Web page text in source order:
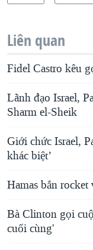
Liên quan
Fidel Castro kêu
Lãnh đạo Israel,
Sharm el-Sheik
Giới chức Israel,
khác biệt’
Hamas bắn
Bà Clinton gọi
cuối cùng'